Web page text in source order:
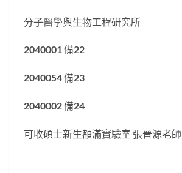
分子醫學與生物工程研究所
2040001 備22
2040054 備23
2040002 備24
可收碩士新生額滿實驗室 張晉源老師